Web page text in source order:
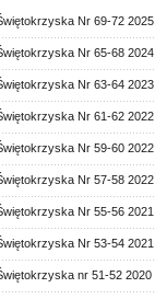
Nr 69-72 2025
Nr 65-68 2024
Nr 63-64 2023
Nr 61-62 2022
Nr 59-60 2022
Nr 57-58 2022
Nr 55-56 2021
Nr 53-54 2021
nr 51-52 2020